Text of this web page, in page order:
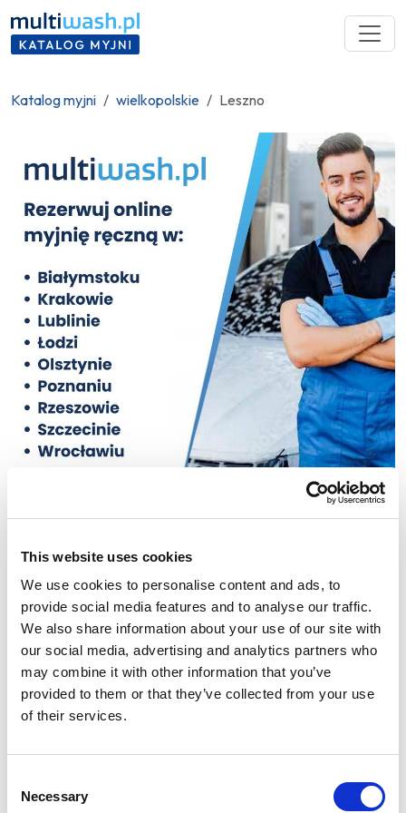
This website uses cookies
We use cookies to personalise content and ads, to
provide social media features and to analyse our traffic.
We also share information about your use of our site with
our social media, advertising and analytics partners who
may combine it with other information that you’ve
provided to them or that they’ve collected from your use
of their services.
Selection
Necessary
Katalog myjni wielkopolskie Leszno
Rezerwacje online –
zarezerwuj mycie w
serwisie Multiwash!
Sprawdź listę myjni, w których możesz
zarezerwować usługę w kilka kliknięć. Ciągle
dodajemy nowe miasta do naszego serwisu -